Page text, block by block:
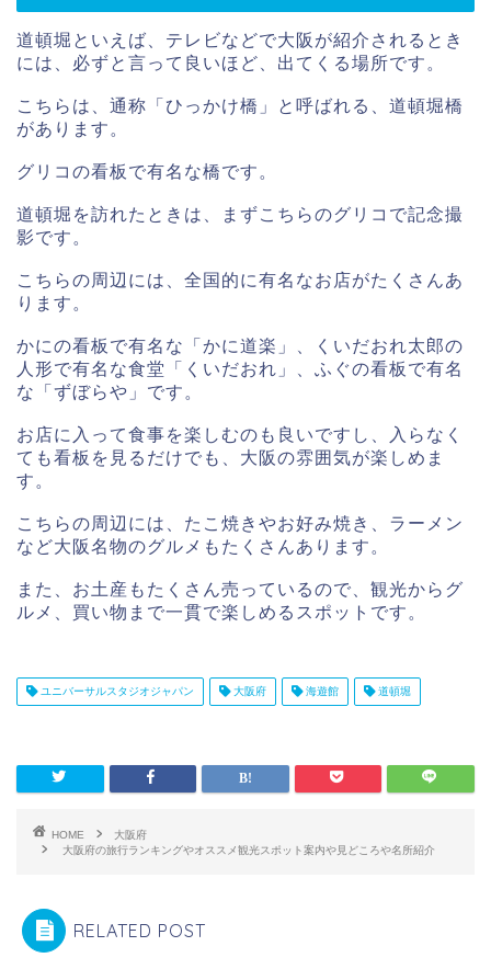
道頓堀といえば、テレビなどで大阪が紹介されるとき
には、必ずと言って良いほど、出てくる場所です。
こちらは、通称「ひっかけ橋」と呼ばれる、道頓堀橋
があります。
グリコの看板で有名な橋です。
道頓堀を訪れたときは、まずこちらのグリコで記念撮
影です。
こちらの周辺には、全国的に有名なお店がたくさんあ
ります。
かにの看板で有名な「かに道楽」、くいだおれ太郎の
人形で有名な食堂「くいだおれ」、ふぐの看板で有名
な「ずぼらや」です。
お店に入って食事を楽しむのも良いですし、入らなく
ても看板を見るだけでも、大阪の雰囲気が楽しめま
す。
こちらの周辺には、たこ焼きやお好み焼き、ラーメン
など大阪名物のグルメもたくさんあります。
また、お土産もたくさん売っているので、観光からグ
ルメ、買い物まで一貫で楽しめるスポットです。
ユニバーサルスタジオジャパン 大阪府 海遊館 道頓堀
HOME
大阪府
大阪府の旅行ランキングやオススメ観光スポット案内や見どころや名所紹介
RELATED POST